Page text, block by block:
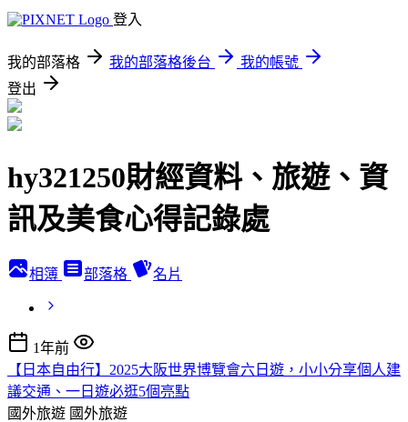
登入
我的部落格 我的部落格後台
我的帳號
登出
hy321250財經資料、旅遊、資
訊及美食心得記錄處
相簿 部落格 名片
1年前
【日本自由行】2025大阪世界博覽會六日遊，小小分享個人建
議交通、一日遊必逛5個亮點
國外旅遊 國外旅遊